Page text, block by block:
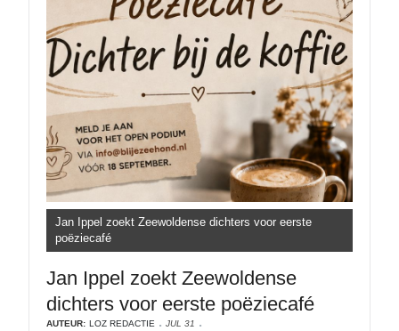
Jan Ippel zoekt Zeewoldense dichters voor eerste
poëziecafé
Jan Ippel zoekt Zeewoldense
dichters voor eerste poëziecafé
AUTEUR: LOZ REDACTIE
JUL 31